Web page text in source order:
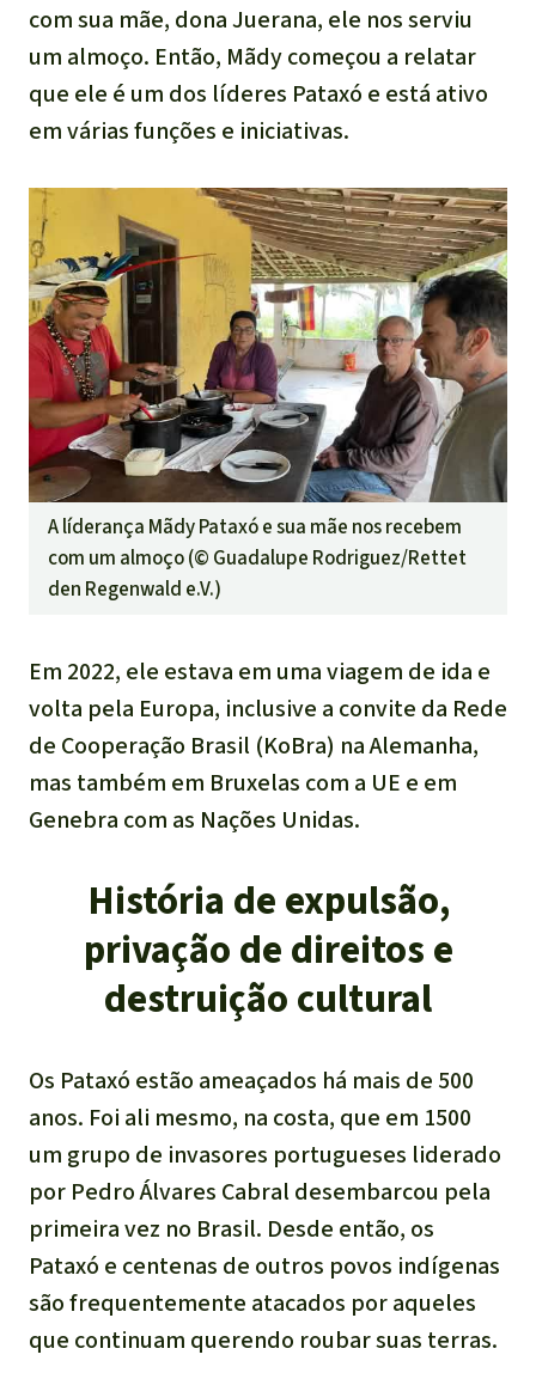
com sua mãe, dona Juerana, ele nos serviu
um almoço. Então, Mãdy começou a relatar
que ele é um dos líderes Pataxó e está ativo
em várias funções e iniciativas.
A líderança Mãdy Pataxó e sua mãe nos recebem
com um almoço (© Guadalupe Rodriguez/Rettet
den Regenwald e.V.)
Em 2022, ele estava em uma viagem de ida e
volta pela Europa, inclusive a convite da Rede
de Cooperação Brasil (KoBra) na Alemanha,
mas também em Bruxelas com a UE e em
Genebra com as Nações Unidas.
História de expulsão,
privação de direitos e
destruição cultural
Os Pataxó estão ameaçados há mais de 500
anos. Foi ali mesmo, na costa, que em 1500
um grupo de invasores portugueses liderado
por Pedro Álvares Cabral desembarcou pela
primeira vez no Brasil. Desde então, os
Pataxó e centenas de outros povos indígenas
são frequentemente atacados por aqueles
que continuam querendo roubar suas terras.